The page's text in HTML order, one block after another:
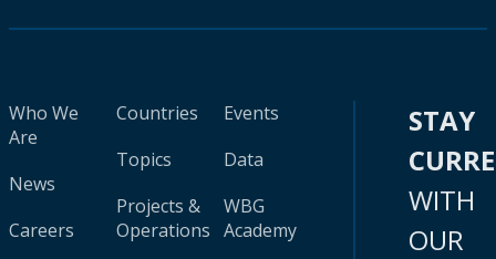
Who We
Are
News
Careers
Countries
Topics
Projects &
Operations
Events
Data
WBG
Academy
STAY
WITH
OUR